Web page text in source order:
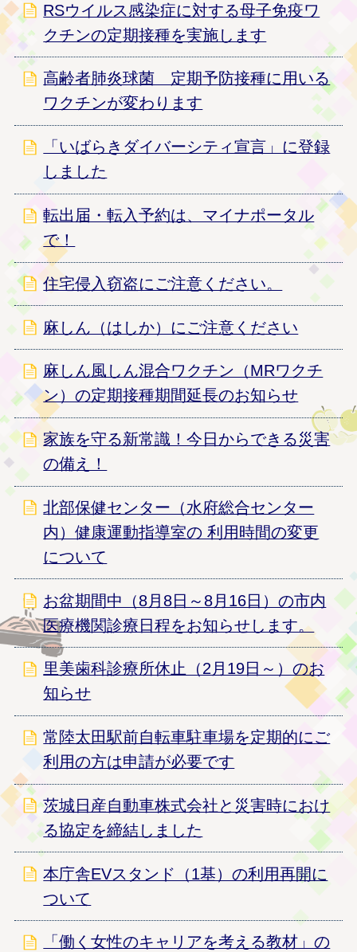
RSウイルス感染症に対する母子免疫ワ
クチンの定期接種を実施します
高齢者肺炎球菌 定期予防接種に用いる
ワクチンが変わります
「いばらきダイバーシティ宣言」に登録
しました
転出届・転入予約は、マイナポータル
で！
住宅侵入窃盗にご注意ください。
麻しん（はしか）にご注意ください
麻しん風しん混合ワクチン（MRワクチ
ン）の定期接種期間延長のお知らせ
家族を守る新常識！今日からできる災害
の備え！
北部保健センター（水府総合センター
内）健康運動指導室の 利用時間の変更
について
お盆期間中（8月8日～8月16日）の市内
医療機関診療日程をお知らせします。
里美歯科診療所休止（2月19日～）のお
知らせ
常陸太田駅前自転車駐車場を定期的にご
利用の方は申請が必要です
茨城日産自動車株式会社と災害時におけ
る協定を締結しました
本庁舎EVスタンド（1基）の利用再開に
ついて
「働く女性のキャリアを考える教材」の